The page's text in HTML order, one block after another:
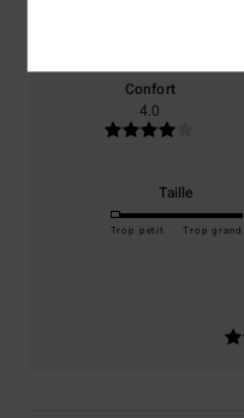
Confort
4.0
Taille
Trop petit Trop grand